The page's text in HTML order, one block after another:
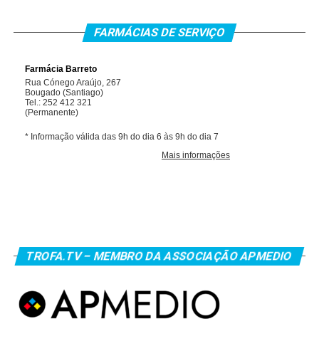
FARMÁCIAS DE SERVIÇO
TROFA.TV – MEMBRO DA ASSOCIAÇÃO APMEDIO